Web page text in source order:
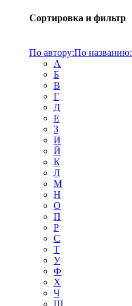
Сортировка и фильтр
По автору:По названию:
А
Б
В
Г
Д
Е
З
И
Й
К
Л
М
Н
О
П
Р
С
Т
У
Ф
Х
Ч